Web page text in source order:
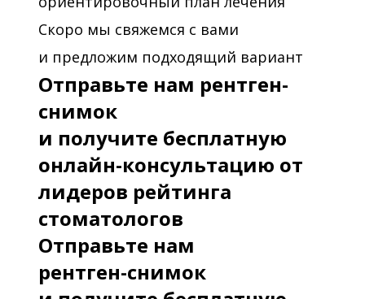
Скоро мы свяжемся с вами
и предложим подходящий вариант
Отправьте нам рентген-
снимок
и получите бесплатную
онлайн-консультацию от
лидеров рейтинга
стоматологов
Отправьте нам
рентген-снимок